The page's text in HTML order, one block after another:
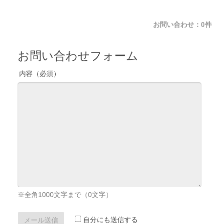
お問い合わせ：0件
お問い合わせフォーム
内容（必須）
※全角1000文字まで（0文字）
自分にも送信する